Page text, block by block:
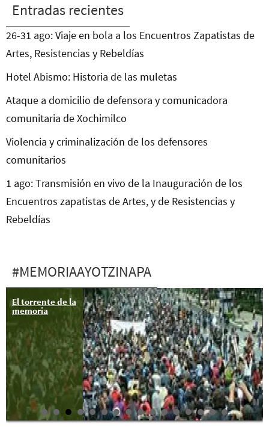
Entradas recientes
26-31 ago: Viaje en bola a los Encuentros Zapatistas de
Artes, Resistencias y Rebeldías
Hotel Abismo: Historia de las muletas
Ataque a domicilio de defensora y comunicadora
comunitaria de Xochimilco
Violencia y criminalización de los defensores
comunitarios
1 ago: Transmisión en vivo de la Inauguración de los
Encuentros zapatistas de Artes, y de Resistencias y
Rebeldías
#MEMORIAAYOTZINAPA
El torrente de la
memoria
26 ene: XL
Acción Global
por Ayotizapa